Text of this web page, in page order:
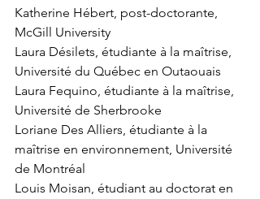
Katherine Hébert, post-doctorante,
McGill University
Laura Désilets, étudiante à la maîtrise,
Université du Québec en Outaouais
Laura Fequino, étudiante à la maîtrise,
Université de Sherbrooke
Loriane Des Alliers, étudiante à la
maîtrise en environnement, Université
de Montréal
Louis Moisan, étudiant au doctorat en